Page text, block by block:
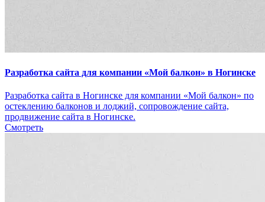
Разработка сайта для компании «Мой балкон» в Ногинске
Разработка сайта в Ногинске для компании «Мой балкон» по
остеклению балконов и лоджий, сопровождение сайта,
продвижение сайта в Ногинске.
Смотреть